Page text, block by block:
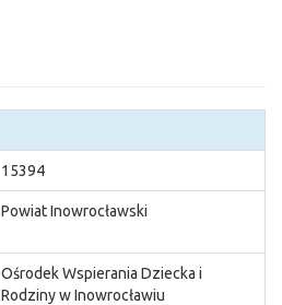
15394
Powiat Inowrocławski
Ośrodek Wspierania Dziecka i
Rodziny w Inowrocławiu